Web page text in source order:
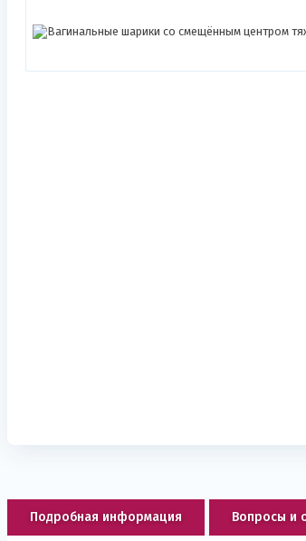
Подробная информация Вопросы и